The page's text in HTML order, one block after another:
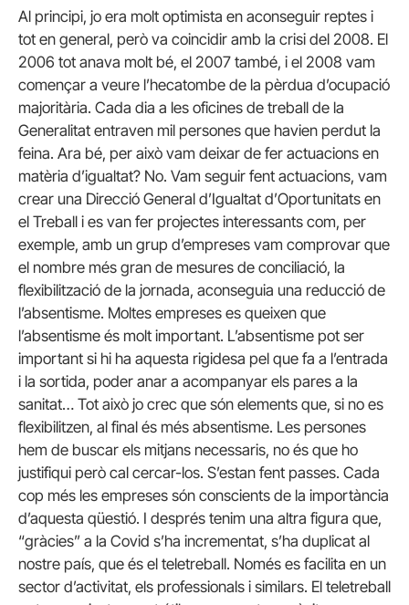
Al principi, jo era molt optimista en aconseguir reptes i
tot en general, però va coincidir amb la crisi del 2008. El
2006 tot anava molt bé, el 2007 també, i el 2008 vam
començar a veure l’hecatombe de la pèrdua d’ocupació
majoritària. Cada dia a les oficines de treball de la
Generalitat entraven mil persones que havien perdut la
feina. Ara bé, per això vam deixar de fer actuacions en
matèria d’igualtat? No. Vam seguir fent actuacions, vam
crear una Direcció General d’Igualtat d’Oportunitats en
el Treball i es van fer projectes interessants com, per
exemple, amb un grup d’empreses vam comprovar que
el nombre més gran de mesures de conciliació, la
flexibilització de la jornada, aconseguia una reducció de
l’absentisme. Moltes empreses es queixen que
l’absentisme és molt important. L’absentisme pot ser
important si hi ha aquesta rigidesa pel que fa a l’entrada
i la sortida, poder anar a acompanyar els pares a la
sanitat… Tot això jo crec que són elements que, si no es
flexibilitzen, al final és més absentisme. Les persones
hem de buscar els mitjans necessaris, no és que ho
justifiqui però cal cercar-los. S’estan fent passes. Cada
cop més les empreses són conscients de la importància
d’aquesta qüestió. I després tenim una altra figura que,
“gràcies” a la Covid s’ha incrementat, s’ha duplicat al
nostre país, que és el teletreball. Només es facilita en un
sector d’activitat, els professionals i similars. El teletreball